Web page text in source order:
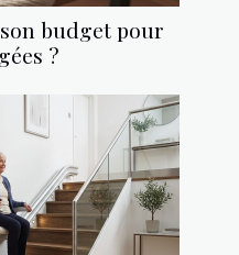
budget pour
?